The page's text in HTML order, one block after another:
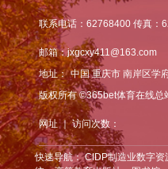
联系电话：62768400 传真：
邮箱：jxgcxy411@163.com
地址： 中国 重庆市 南岸区学
版权所有 ©365bet体育在线总
网址 ｜ 访问次数：
快速导航： CIDP制造业数字资